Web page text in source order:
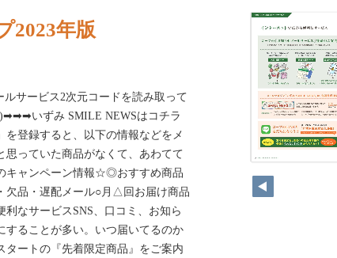
2023年版
ルサービス2次元コードを読み取って
いずみ SMILE NEWSはコチラ
登録すると、以下の情報などをメ
思っていた商品がなくて、あわてて
キャンペーン情報☆◎おすすめ商品
欠品・遅配メール○月△回お届け商品
なサービスSNS、口コミ、お知ら
することが多い。いつ届いてるのか
ートの『先着限定商品』をご案内